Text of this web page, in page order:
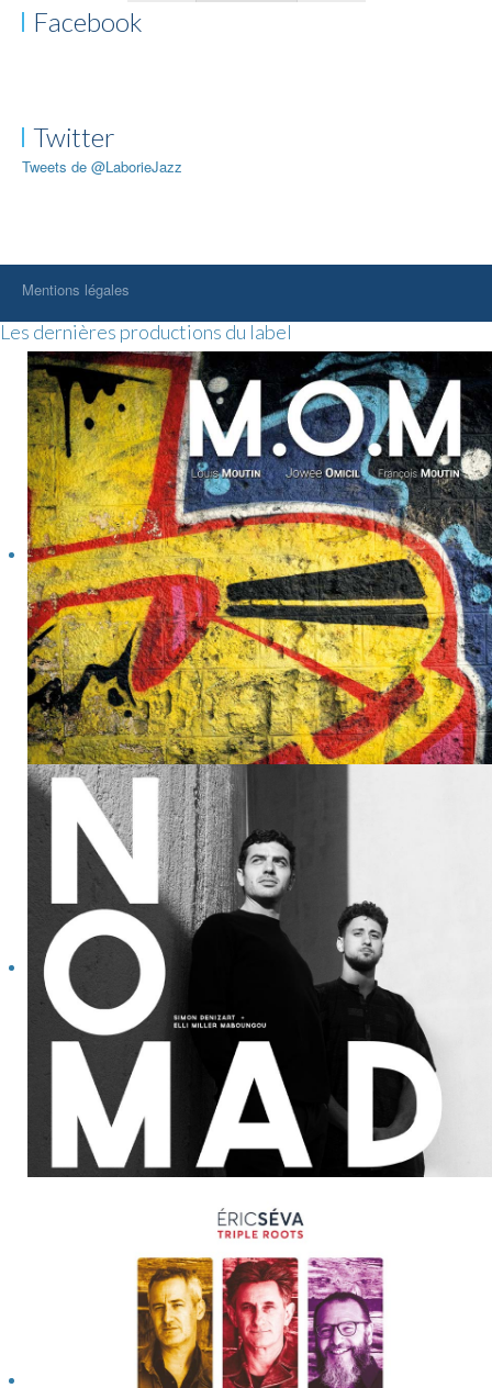
Facebook
Twitter
Tweets de @LaborieJazz
Mentions légales
Les dernières productions du label